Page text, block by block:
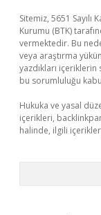
Sitemiz, 5651
Kurumu (BTK)
vermektedir. Bu
veya araştırma
yazdıkları
bu sorumluluğu
Hukuka ve yasal
içerikleri,
halinde, ilgili